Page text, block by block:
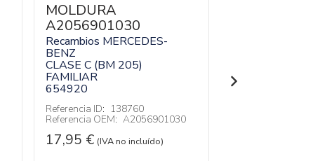
MOLDURA
A2056901030
Recambios MERCEDES-
BENZ
CLASE C (BM 205)
FAMILIAR
654920
Referencia ID: 138760
Referencia OEM: A2056901030
17,95 € (IVA no incluído)
FAMILIAR
654920